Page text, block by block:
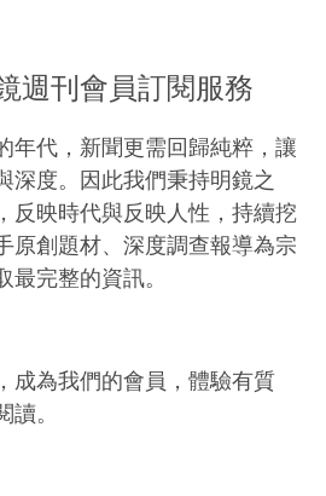
週刊會員訂閱服務
年代，新聞更需回歸純粹，讓
深度。因此我們秉持明鏡之
反映時代與反映人性，持續挖
原創題材、深度調查報導為宗
完整的資訊。
成為我們的會員，體驗有質
。